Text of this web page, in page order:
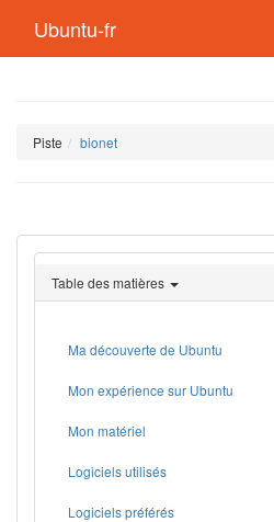
Ubuntu-fr
Piste bionet
Table des matières
Ma découverte de Ubuntu
Mon expérience sur Ubuntu
Mon matériel
Logiciels utilisés
Logiciels préférés